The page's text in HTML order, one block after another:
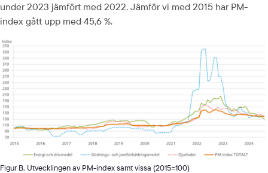
under 2023 jämfört med 2022. Jämför vi med 2015 har PM-
index gått upp med 45,6 %.
Figur B. Utvecklingen av PM-index samt vissa (2015=100)